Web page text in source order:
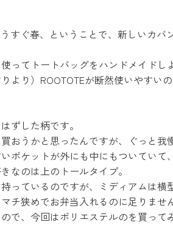
すぐ春、ということで、新しいカバ
ってトートバッグをハンドメイドし
より）ROOTOTEが断然使いやすい
ずした柄です。
おうかと思ったんですが、ぐっと我
ポケットが外にも中にもついていて
なのは上のトールタイプ。
っているのですが、ミディアムは横
チ狭めでお弁当入れるのに足りませ
で、今回はポリエステルのを買って